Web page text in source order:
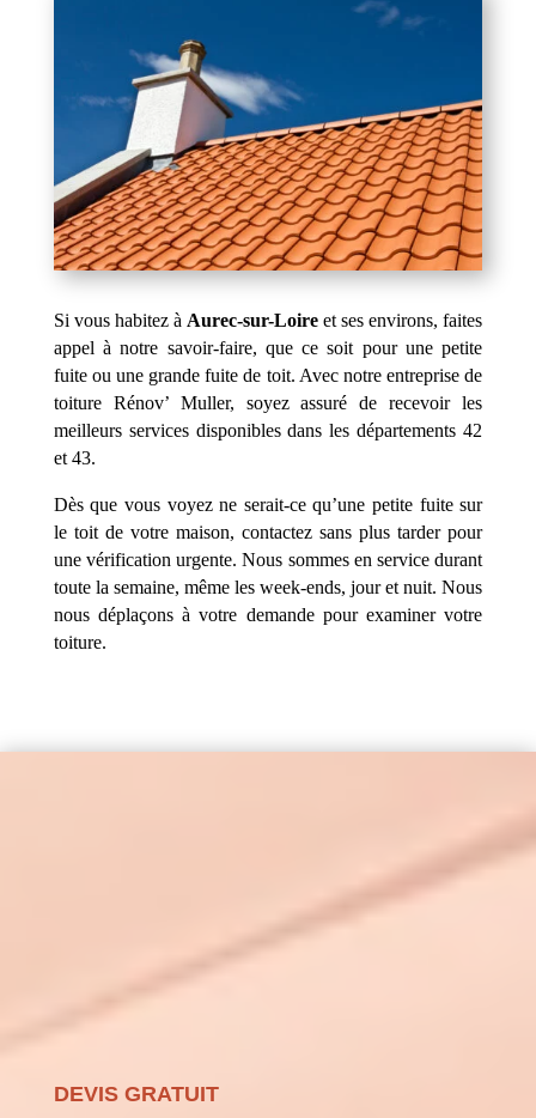
Si vous habitez à Aurec-sur-Loire et ses environs, faites
appel à notre savoir-faire, que ce soit pour une petite
fuite ou une grande fuite de toit. Avec notre entreprise de
toiture Rénov’ Muller, soyez assuré de recevoir les
meilleurs services disponibles dans les départements 42
et 43.
Dès que vous voyez ne serait-ce qu’une petite fuite sur
le toit de votre maison, contactez sans plus tarder pour
une vérification urgente. Nous sommes en service durant
toute la semaine, même les week-ends, jour et nuit. Nous
nous déplaçons à votre demande pour examiner votre
toiture.
DEVIS GRATUIT